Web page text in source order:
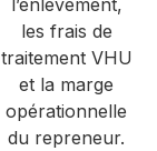
l’enlèvement,
les frais de
traitement VHU
et la marge
opérationnelle
du repreneur.